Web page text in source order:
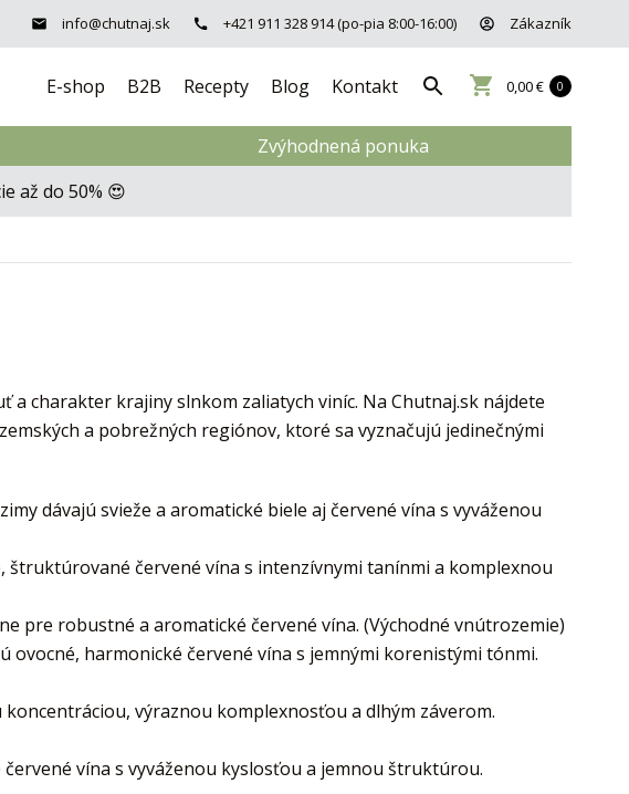
info@chutnaj.sk +421 911 328 914 (po-pia 8:00-16:00) Zákazník
E-shop B2B Recepty Blog Kontakt 0,00 € 0
Zvýhodnená ponuka
až do 50% 😍
charakter krajiny slnkom zaliatych viníc. Na Chutnaj.sk nájdete
a pobrežných regiónov, ktoré sa vyznačujú jedinečnými
dávajú svieže a aromatické biele aj červené vína s vyváženou
štruktúrované červené vína s intenzívnymi tanínmi a komplexnou
pre robustné a aromatické červené vína. (Východné vnútrozemie)
ovocné, harmonické červené vína s jemnými korenistými tónmi.
výraznou komplexnosťou a dlhým záverom.
vína s vyváženou kyslosťou a jemnou štruktúrou.